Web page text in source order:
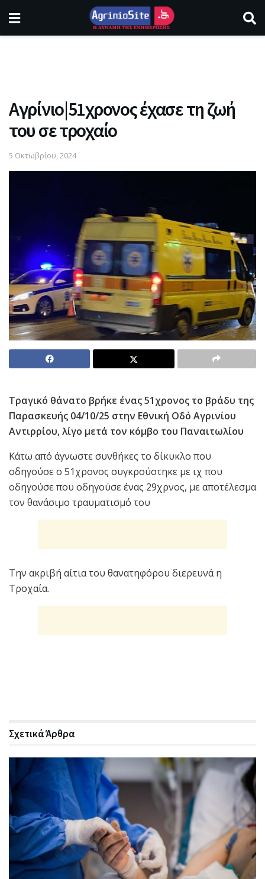
Αγρίνιο|51χρονος έχασε τη ζωή
του σε τροχαίο
5 Οκτωβρίου, 2024
Τραγικό θάνατο βρήκε ένας 51χρονος το βράδυ της
Παρασκευής 04/10/25 στην Εθνική Οδό Αγρινίου
Αντιρρίου, λίγο μετά τον κόμβο του Παναιτωλίου
Κάτω από άγνωστε συνθήκες το δίκυκλο που
οδηγούσε ο 51χρονος συγκρούστηκε με ιχ που
οδηγούσε που οδηγούσε ένας 29χρνος, με αποτέλεσμα
τον θανάσιμο τραυματισμό του
Την ακριβή αίτια του θανατηφόρου διερευνά η
Τροχαία.
ΣχετικάΆρθρα